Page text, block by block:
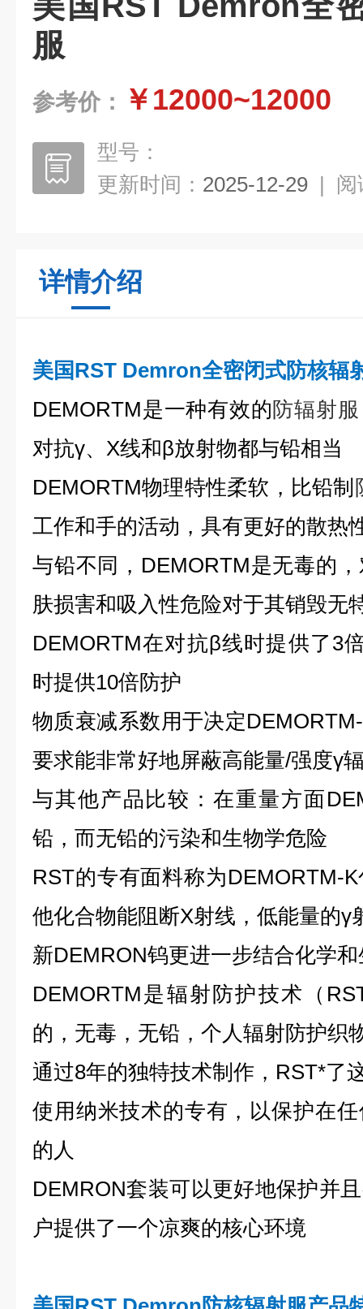
服
参考价： ￥12000~12000
型号：
更新时间： 2025-12-29 | 阅
详情介绍
美国RST Demron全密闭式防核辐
DEMORTM是一种有效的防辐射服
对抗γ、X线和β放射物都与铅相当
DEMORTM物理特性柔软，比铅制
工作和手的活动，具有更好的散热
与铅不同，DEMORTM是无毒的
肤损害和吸入性危险对于其销毁无
DEMORTM在对抗β线时提供了3
时提供10倍防护
物质衰减系数用于决定
要求能非常好地屏蔽高能量/强度γ
与其他产品比较：在重量方面
铅，而无铅的污染和生物学危险
RST的专有面料称为DEMORTM-
他化合物能阻断X射线，低能量的γ
新DEMRON钨更进一步结合化学
DEMORTM是辐射防护技术（
的，无毒，无铅，个人辐射防护织
通过8年的独特技术制作，RST*了
使用纳米技术的专有，以保护在
的人
DEMRON套装可以更好地保护并
户提供了一个凉爽的核心环境